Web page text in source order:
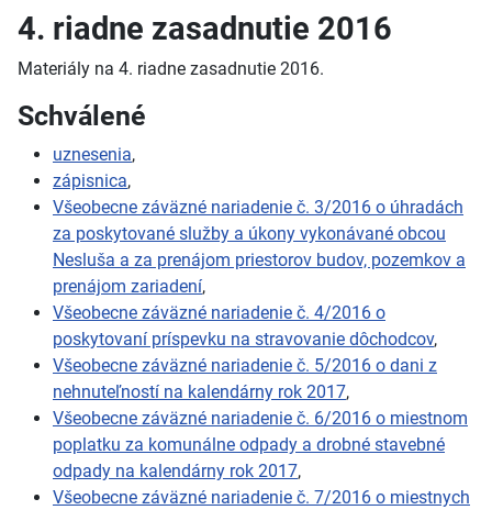
4. riadne zasadnutie 2016
Materiály na 4. riadne zasadnutie 2016.
Schválené
uznesenia,
zápisnica,
Všeobecne záväzné nariadenie č. 3/2016 o úhradách
za poskytované služby a úkony vykonávané obcou
Nesluša a za prenájom priestorov budov, pozemkov a
prenájom zariadení,
Všeobecne záväzné nariadenie č. 4/2016 o
poskytovaní príspevku na stravovanie dôchodcov,
Všeobecne záväzné nariadenie č. 5/2016 o dani z
nehnuteľností na kalendárny rok 2017,
Všeobecne záväzné nariadenie č. 6/2016 o miestnom
poplatku za komunálne odpady a drobné stavebné
odpady na kalendárny rok 2017,
Všeobecne záväzné nariadenie č. 7/2016 o miestnych